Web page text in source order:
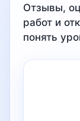
Отзывы,
работ и
понять
Политика
Юридическая
ОГРН 313761231900059
Продвижение и